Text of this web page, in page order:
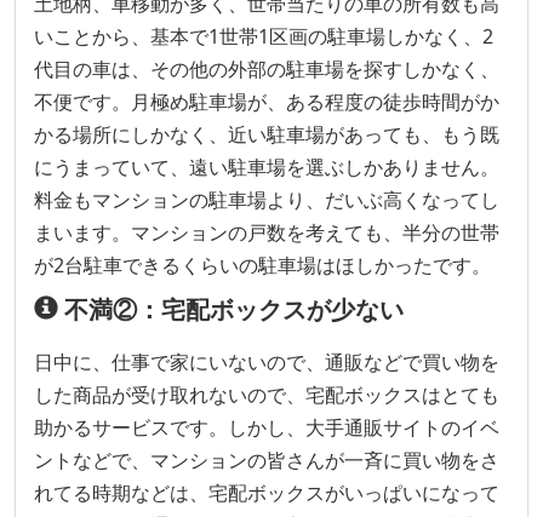
いことから、基本で1世帯1区画の駐車場しかなく、2
代目の車は、その他の外部の駐車場を探すしかなく、
不便です。月極め駐車場が、ある程度の徒歩時間がか
かる場所にしかなく、近い駐車場があっても、もう既
にうまっていて、遠い駐車場を選ぶしかありません。
料金もマンションの駐車場より、だいぶ高くなってし
まいます。マンションの戸数を考えても、半分の世帯
が2台駐車できるくらいの駐車場はほしかったです。
不満②：宅配ボックスが少ない
日中に、仕事で家にいないので、通販などで買い物を
した商品が受け取れないので、宅配ボックスはとても
助かるサービスです。しかし、大手通販サイトのイベ
ントなどで、マンションの皆さんが一斉に買い物をさ
れてる時期などは、宅配ボックスがいっぱいになって